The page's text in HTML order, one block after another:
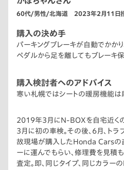
60代/男性/北海道 2023年2月11日
購入の決め手
パーキングブレーキが自動でかか
ペダルから足を離してもブレーキ
購入検討者へのアドバイス
寒い札幌ではシートの暖房機能は
2019年3月にN-BOXを自宅近く
3月に初の車検。その後、6月、トラ
故現場が購入したHonda Carsの直
ーに運んでもらい、修理費を見積
査定。即、同じタイプ、同じカラー